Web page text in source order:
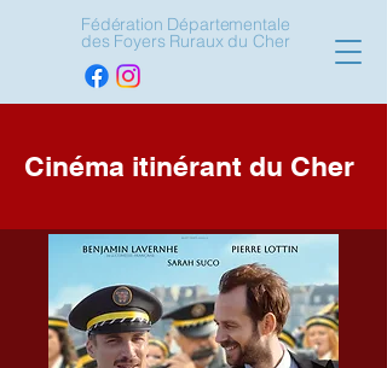
Fédération Départementale
des Foyers Ruraux du Cher
Cinéma itinérant du Cher